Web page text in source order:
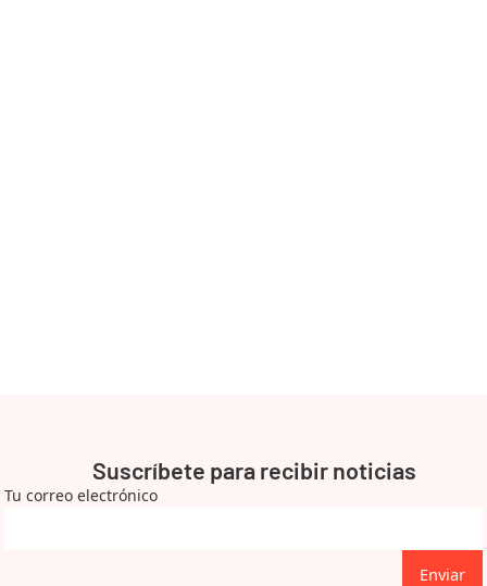
Suscríbete para recibir noticias
Tu correo electrónico
Enviar